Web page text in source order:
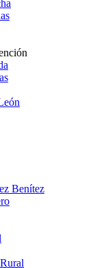
Benítez